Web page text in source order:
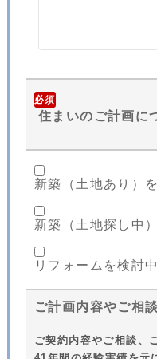
必須
住まいのご計画に
新築（土地あり）
新築（土地探し中
リフォームを検討中
ご計画内容やご相
ご契約内容やご相談、